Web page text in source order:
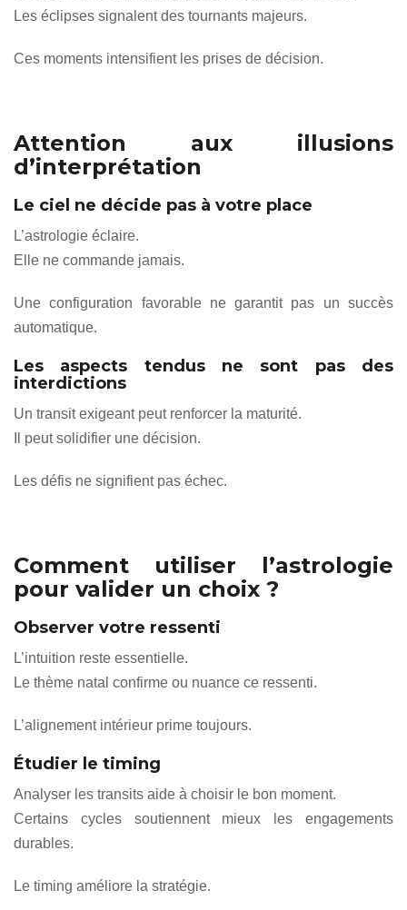
Les éclipses signalent des tournants majeurs.
Ces moments intensifient les prises de décision.
Attention aux illusions
d’interprétation
Le ciel ne décide pas à votre place
L’astrologie éclaire.
Elle ne commande jamais.
Une configuration favorable ne garantit pas un succès
automatique.
Les aspects tendus ne sont pas des
interdictions
Un transit exigeant peut renforcer la maturité.
Il peut solidifier une décision.
Les défis ne signifient pas échec.
Comment utiliser l’astrologie
pour valider un choix ?
Observer votre ressenti
L’intuition reste essentielle.
Le thème natal confirme ou nuance ce ressenti.
L’alignement intérieur prime toujours.
Étudier le timing
Analyser les transits aide à choisir le bon moment.
Certains cycles soutiennent mieux les engagements
durables.
Le timing améliore la stratégie.